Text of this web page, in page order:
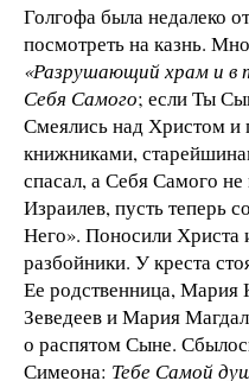
Голгофа была недалеко
посмотреть на казнь.
«Разрушающий храм и в
Себя Самого; если Ты
Смеялись над Христом и
книжниками,
спасал, а Себя Самого
Израилев, пусть теперь
Него». Поносили Христа
разбойники. У креста
Ее родственница, Мария
Зеведеев и Мария
о распятом Сыне.
Симеона: Тебе Самой